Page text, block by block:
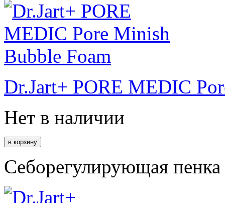
Dr.Jart+ PORE MEDIC
Нет в наличии
Себорегулирующая